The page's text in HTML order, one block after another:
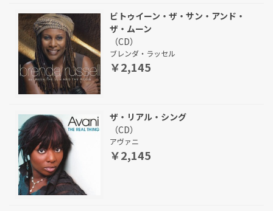
ビトゥイーン・ザ・サン・アンド・
ザ・ムーン
（CD）
ブレンダ・ラッセル
￥2,145
ザ・リアル・シング
（CD）
アヴァニ
￥2,145